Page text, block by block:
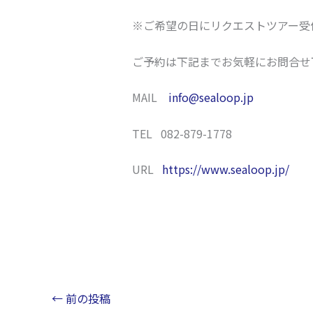
※ご希望の日にリクエストツアー受
ご予約は下記までお気軽にお問合せ
MAIL info@sealoop.jp
TEL 082-879-1778
URL https://www.sealoop.jp/
←前の投稿